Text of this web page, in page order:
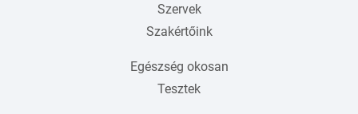
Szervek
Szakértőink
Egészség okosan
Tesztek